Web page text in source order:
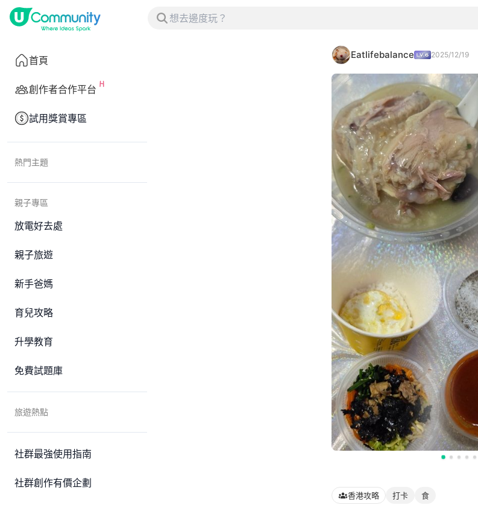
首頁
創作者合作平台
試用獎賞專區
熱門主題
親子專區
放電好去處
親子旅遊
新手爸媽
育兒攻略
升學教育
免費試題庫
旅遊熱點
社群最強使用指南
社群創作有價企劃
Eatlifebalance 2025/12/19
香港攻略 打卡 食